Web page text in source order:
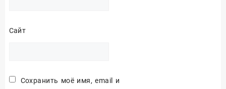
Сайт
Сохранить моё имя, email и